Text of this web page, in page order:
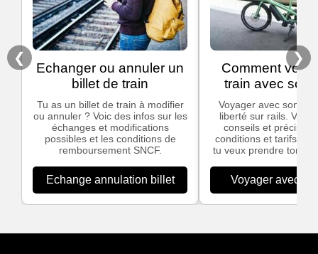
❮
Echanger ou annuler un
billet de train
Tu as un billet de train à modifier
ou annuler ? Voic des infos sur les
échanges et modifications
possibles et les conditions de
remboursement SNCF.
Echange annulation billet
Comment
train avec son
Voyager avec son
liberté sur rails. Voici
conseils et
conditions et tarifs
tu veux prendre ton
Voyager avec
❯